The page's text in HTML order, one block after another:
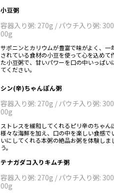
小豆粥
容器入り粥: 270g / パウチ入り粥:
00g
サポニンとカリウムが豊富で味がよく、一
されている食材の小豆を使って心を込めて
た小豆粥で、甘いパワーを口の中いっぱい
てください。
シン(辛)ちゃんぽん粥
容器入り粥: 270g / パウチ入り粥:
00g
ストレスを緩和してくれるピリ辛のちゃん
様々な海鮮を加え、口の中を楽しい食感で
いにしてくれる本粥の絶品お粥を体験しま
う。
テナガダコ入りキムチ粥
容器入り粥: 270g / パウチ入り粥:
00g